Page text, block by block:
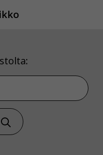
sivustolta